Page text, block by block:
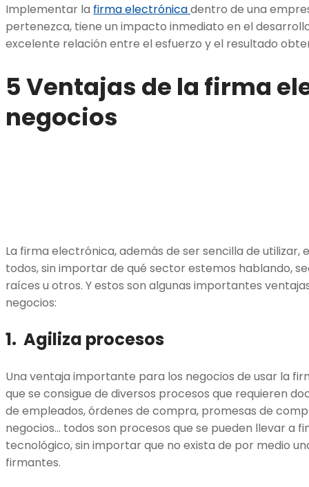
Implementar la firma electrónicadentro de una
pertenezca, tiene un impacto inmediato en el
excelente relación entre el esfuerzo y el resultado
5 Ventajas de la firma
negocios
La firma electrónica, además de ser sencilla de utilizar,
todos, sin importar de qué sector estemos hablando,
raíces u otros. Y estos son algunas importantes
negocios:
1. Agiliza procesos
Una ventaja importante para los negocios de usar la
que se consigue de diversos procesos que requieren
de empleados, órdenes de compra, promesas de
negocios… todos son procesos que se pueden llevar a
tecnológico, sin importar que no exista de por medio
firmantes.